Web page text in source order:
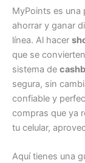
MyPoints es una
ahorrar y ganar
línea. Al hacer
que se
sistema de
segura, sin
confiable y
compras que ya
tu celular,
Aquí tienes una